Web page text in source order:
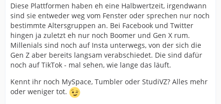
Diese Plattformen haben eh eine Halbwertzeit, irgendwann
sind sie entweder weg vom Fenster oder sprechen nur noch
bestimmte Altersgruppen an. Bei Facebook und Twitter
hingen ja zuletzt eh nur noch Boomer und Gen X rum.
Millenials sind noch auf Insta unterwegs, von der sich die
Gen Z aber bereits langsam verabschiedet. Die sind dafür
noch auf TikTok - mal sehen, wie lange das läuft.
Kennt ihr noch MySpace, Tumbler oder StudiVZ? Alles mehr
oder weniger tot.